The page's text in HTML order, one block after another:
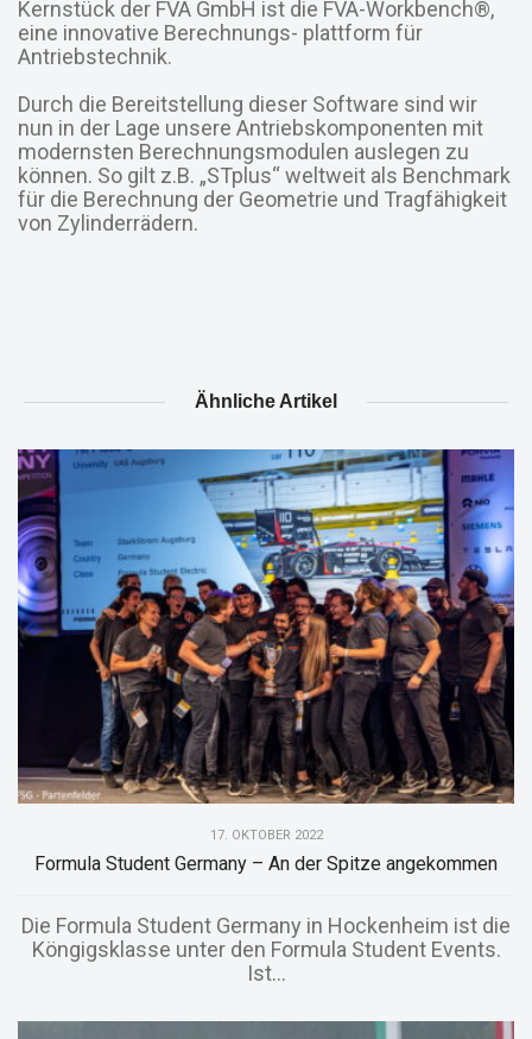
Kernstück der FVA GmbH ist die FVA-Workbench®,
eine innovative Berechnungs- plattform für
Antriebstechnik.
Durch die Bereitstellung dieser Software sind wir
nun in der Lage unsere Antriebskomponenten mit
modernsten Berechnungsmodulen auslegen zu
können. So gilt z.B. „STplus“ weltweit als Benchmark
für die Berechnung der Geometrie und Tragfähigkeit
von Zylinderrädern.
Ähnliche Artikel
17. OKTOBER 2022
Formula Student Germany – An der Spitze angekommen
Die Formula Student Germany in Hockenheim ist die
Köngigsklasse unter den Formula Student Events.
Ist...